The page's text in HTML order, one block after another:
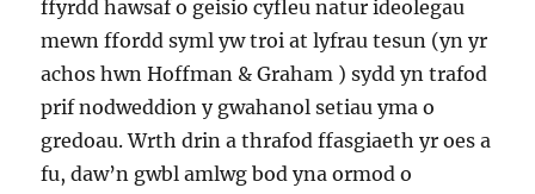
ffyrdd hawsaf o geisio cyfleu natur ideolegau
mewn ffordd syml yw troi at lyfrau tesun (yn yr
achos hwn Hoffman & Graham ) sydd yn trafod
prif nodweddion y gwahanol setiau yma o
gredoau. Wrth drin a thrafod ffasgiaeth yr oes a
fu, daw’n gwbl amlwg bod yna ormod o